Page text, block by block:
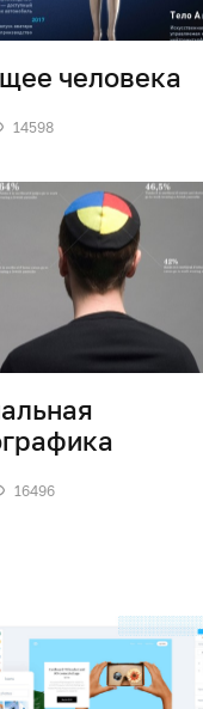
человека
14598
16496